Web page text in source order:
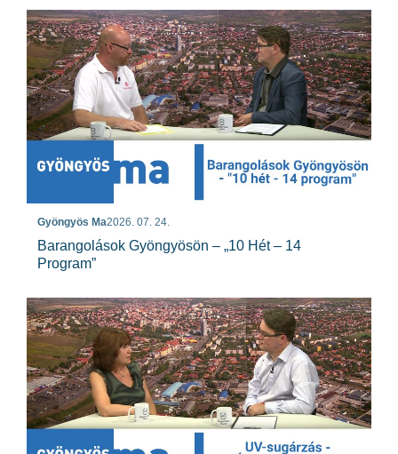
Gyöngyös Ma2026. 07. 24.
Barangolások Gyöngyösön – „10 Hét – 14
Program”